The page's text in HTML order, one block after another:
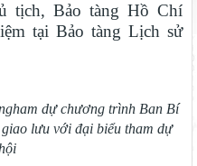
tịch, Bảo tàng Hồ Chí
tại Bảo tàng Lịch sử
dự chương trình Ban Bí
lưu với đại biểu tham dự